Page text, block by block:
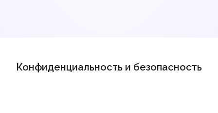
Конфиденциальность и безопасность